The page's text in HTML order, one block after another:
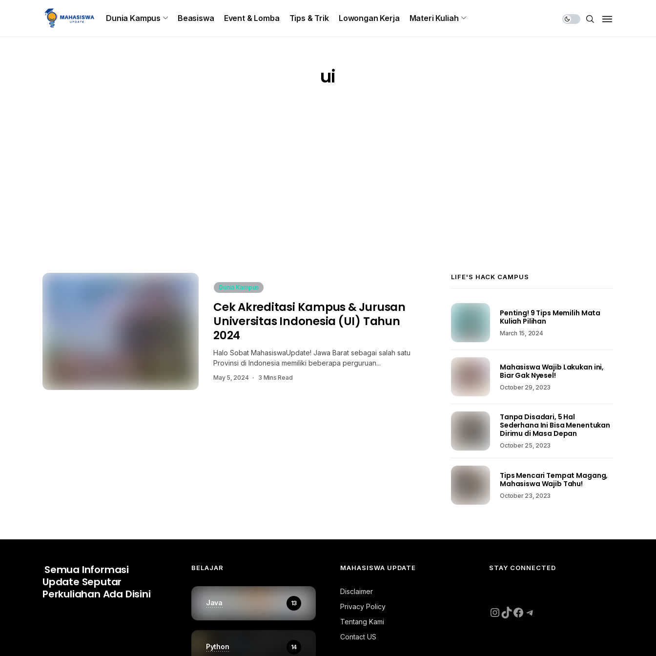
Beranda
Dunia Kampus Beasiswa Event & Lomba Tips & Trik Lowongan Kerja Materi Kuliah
ui
Dunia Kampus
Cek Akreditasi Kampus & Jurusan
Universitas Indonesia (UI) Tahun
2024
Halo Sobat MahasiswaUpdate! Jawa Barat sebagai salah satu
Provinsi di Indonesia memiliki beberapa perguruan...
May 5, 2024 3 Mins Read
LIFE'S HACK CAMPUS
Penting! 9 Tips Memilih Mata
Kuliah Pilihan
March 15, 2024
Mahasiswa Wajib Lakukan ini,
Biar Gak Nyesel!
October 29, 2023
Tanpa Disadari, 5 Hal
Sederhana Ini Bisa Menentukan
Dirimu di Masa Depan
October 25, 2023
Tips Mencari Tempat Magang,
Mahasiswa Wajib Tahu!
October 23, 2023
Semua Informasi
Update Seputar
Perkuliahan Ada Disini
BELAJAR
Java 13
Python 14
MAHASISWA UPDATE
Disclaimer
Privacy Policy
Tentang Kami
Contact US
STAY CONNECTED
Instagram
TikTok
Facebook
Telegram